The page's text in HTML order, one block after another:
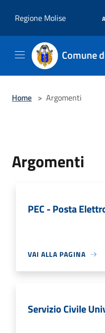
Regione Molise
Comune
Home > Argomenti
Argomenti
PEC - Posta
VAI ALLA PAGINA
Servizio Civile